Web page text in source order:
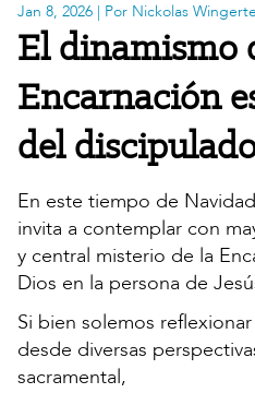
Jan 8, 2026 | Por Nickolas
El dinamismo
Encarnación
del
En este tiempo de
invita a contemplar con
y central misterio de la
Dios en la persona de
Si bien solemos
desde diversas
sacramental,